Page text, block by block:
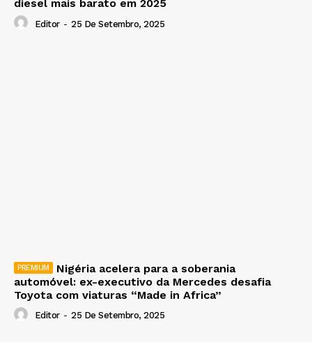
diesel mais barato em 2025
Editor - 25 De Setembro, 2025
Nigéria acelera para a soberania
automóvel: ex-executivo da Mercedes desafia
Toyota com viaturas “Made in Africa”
Editor - 25 De Setembro, 2025